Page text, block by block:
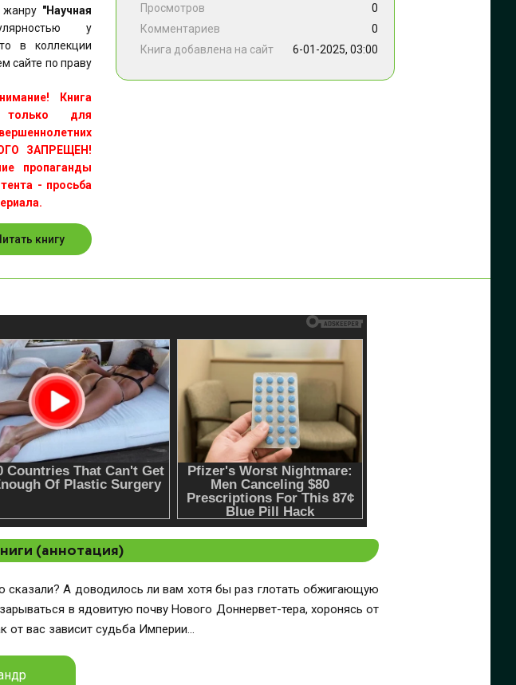
жанру "Научная
у
в коллекции
сайте по праву
Книга
для
ЗАПРЕЩЕН!
пропаганды
- просьба
книгу
Просмотров
0
Комментариев
0
Книга добавлена на сайт
6-01-2025, 03:00
(аннотация)
сказали? А доводилось ли вам хотя бы раз глотать обжигающую
в ядовитую почву Нового Доннервет-тера, хоронясь от
от вас зависит судьба Империи…